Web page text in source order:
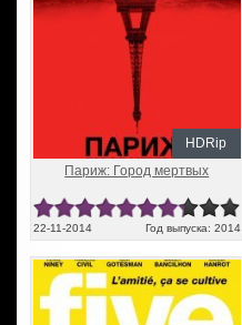
HDRip
Париж: Город мертвых
22-11-2014 Год выпуска: 2014